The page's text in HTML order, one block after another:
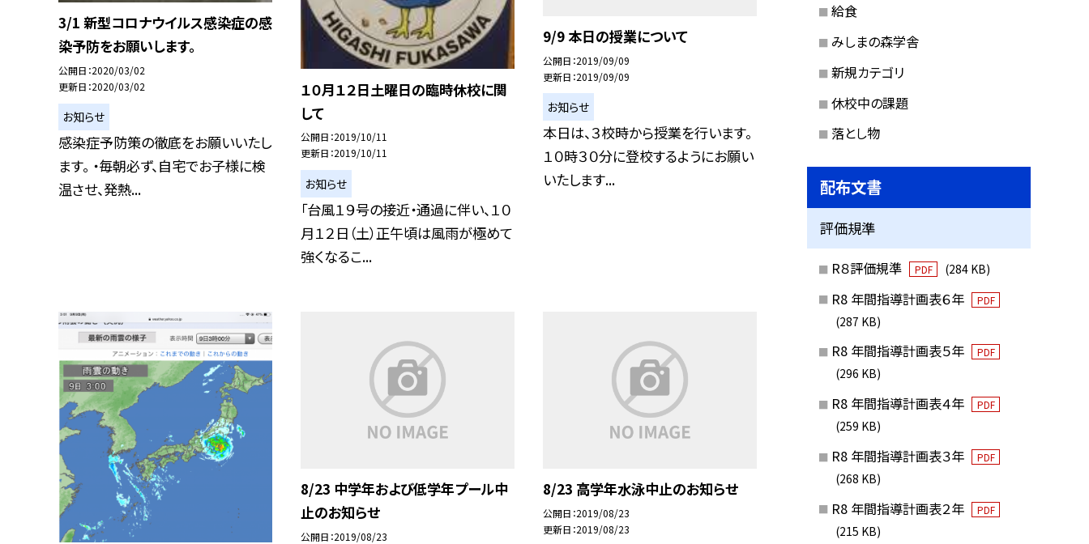
3/1 新型コロナウイルス感染症の感
染予防をお願いします。
公開日 2020/03/02
更新日 2020/03/02
お知らせ
感染症予防策の徹底をお願いいたし
ます。 ・毎朝必ず、自宅でお子様に検
温させ、発熱...
１０月１２日土曜日の臨時休校に関
して
公開日 2019/10/11
更新日 2019/10/11
お知らせ
「台風１９号の接近・通過に伴い、１０
月１２日（土）正午頃は風雨が極めて
強くなるこ...
9/9 本日の授業について
公開日 2019/09/09
更新日 2019/09/09
お知らせ
本日は、３校時から授業を行います。
１０時３０分に登校するようにお願い
いたします...
8/23 中学年および低学年プール中
止のお知らせ
公開日 2019/08/23
8/23 高学年水泳中止のお知らせ
公開日 2019/08/23
更新日 2019/08/23
給食
みしまの森学舎
新規カテゴリ
休校中の課題
落とし物
配布文書
評価規準
R８評価規準 PDF (284 KB)
R8 年間指導計画表６年 PDF
(287 KB)
R8 年間指導計画表５年 PDF
(296 KB)
R8 年間指導計画表４年 PDF
(259 KB)
R8 年間指導計画表３年 PDF
(268 KB)
R8 年間指導計画表２年 PDF
(215 KB)